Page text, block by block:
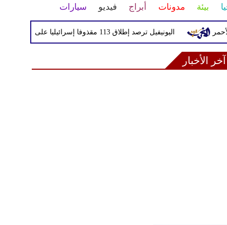
بيئة مدونات أبراج فيديو سيارات
اليونيفيل ترصد إطلاق 113 مقذوفا إسرائيليا على لبنان خلال يوم واحد
آخر الأخبار